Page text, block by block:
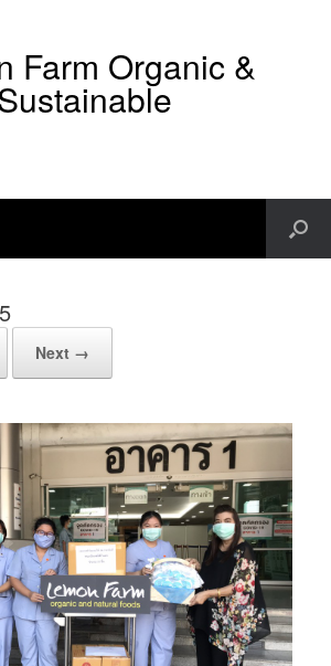
Farm Organic &
Next →